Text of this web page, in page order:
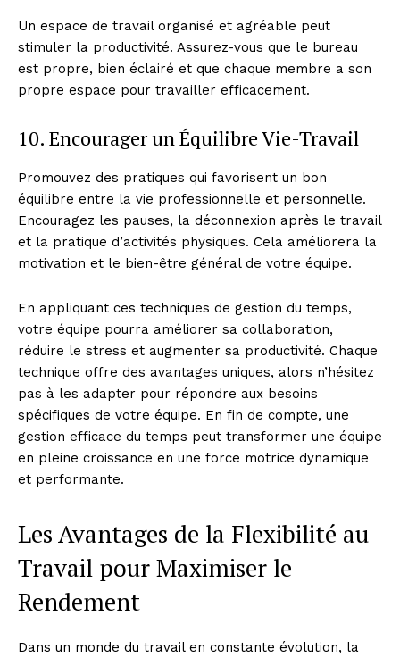
Un espace de travail organisé et agréable peut
stimuler la productivité. Assurez-vous que le bureau
est propre, bien éclairé et que chaque membre a son
propre espace pour travailler efficacement.
10. Encourager un Équilibre Vie-Travail
Promouvez des pratiques qui favorisent un bon
équilibre entre la vie professionnelle et personnelle.
Encouragez les pauses, la déconnexion après le travail
et la pratique d’activités physiques. Cela améliorera la
motivation et le bien-être général de votre équipe.
En appliquant ces techniques de gestion du temps,
votre équipe pourra améliorer sa collaboration,
réduire le stress et augmenter sa productivité. Chaque
technique offre des avantages uniques, alors n’hésitez
pas à les adapter pour répondre aux besoins
spécifiques de votre équipe. En fin de compte, une
gestion efficace du temps peut transformer une équipe
en pleine croissance en une force motrice dynamique
et performante.
Les Avantages de la Flexibilité au
Travail pour Maximiser le
Rendement
Dans un monde du travail en constante évolution, la